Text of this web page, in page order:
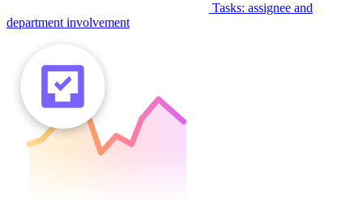
Tasks: assignee and
department involvement